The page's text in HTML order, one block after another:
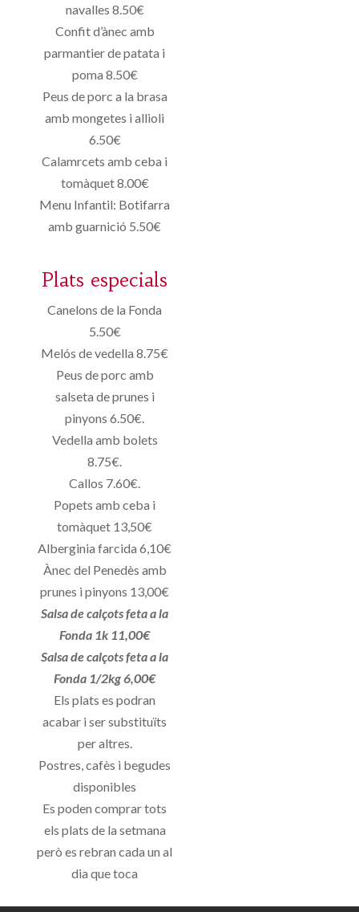
navalles 8.50€
Confit d’ànec amb
parmantier de patata i
poma 8.50€
Peus de porc a la brasa
amb mongetes i allioli
6.50€
Calamrcets amb ceba i
tomàquet 8.00€
Menu Infantil: Botifarra
amb guarnició 5.50€
Plats especials
Canelons de la Fonda
5.50€
Melós de vedella 8.75€
Peus de porc amb
salseta de prunes i
pinyons 6.50€.
Vedella amb bolets
8.75€.
Callos 7.60€.
Popets amb ceba i
tomàquet 13,50€
Alberginia farcida 6,10€
Ànec del Penedès amb
prunes i pinyons 13,00€
Salsa de calçots feta a la
Fonda 1k 11,00€
Salsa de calçots feta a la
Fonda 1/2kg 6,00€
Els plats es podran
acabar i ser substituïts
per altres.
Postres, cafès i begudes
disponibles
Es poden comprar tots
els plats de la setmana
però es rebran cada un al
dia que toca